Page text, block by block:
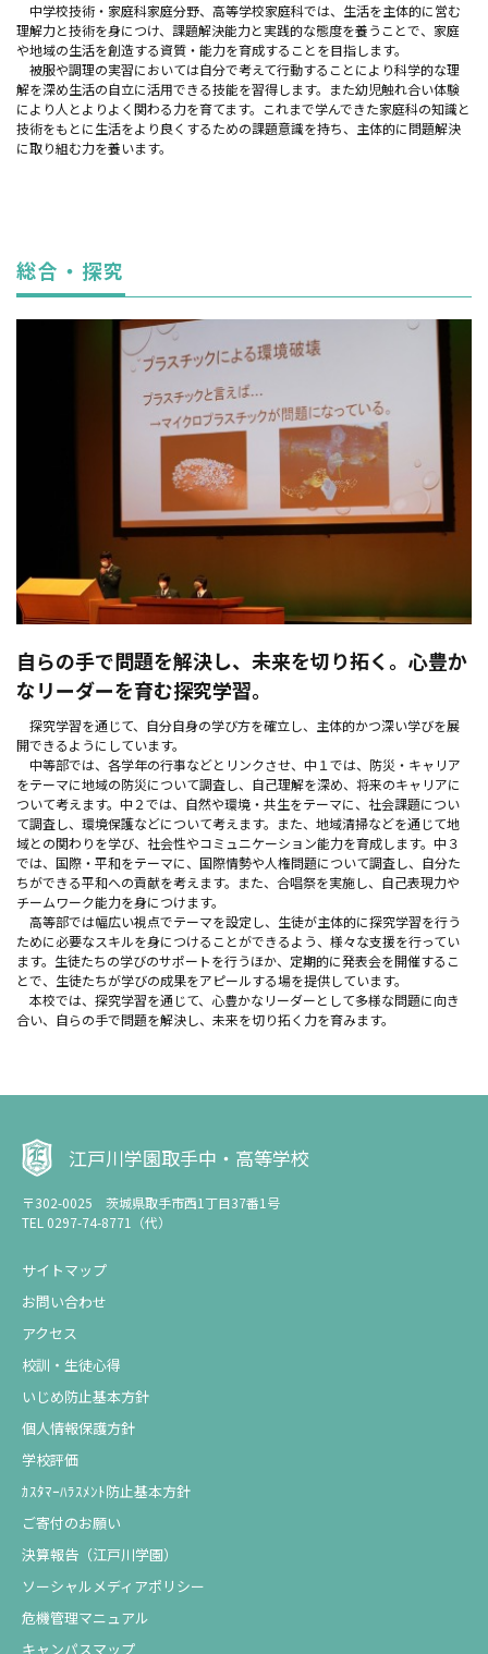
中学校技術・家庭科家庭分野、高等学校家庭科では、生活を主体的に営む
理解力と技術を身につけ、課題解決能力と実践的な態度を養うことで、家庭
や地域の生活を創造する資質・能力を育成することを目指します。
被服や調理の実習においては自分で考えて行動することにより科学的な理
解を深め生活の自立に活用できる技能を習得します。また幼児触れ合い体験
により人とよりよく関わる力を育てます。これまで学んできた家庭科の知識と
技術をもとに生活をより良くするための課題意識を持ち、主体的に問題解決
に取り組む力を養います。
総合・探究
自らの手で問題を解決し、未来を切り拓く。心豊か
なリーダーを育む探究学習。
探究学習を通じて、自分自身の学び方を確立し、主体的かつ深い学びを展
開できるようにしています。
中等部では、各学年の行事などとリンクさせ、中１では、防災・キャリア
をテーマに地域の防災について調査し、自己理解を深め、将来のキャリアに
ついて考えます。中２では、自然や環境・共生をテーマに、社会課題につい
て調査し、環境保護などについて考えます。また、地域清掃などを通じて地
域との関わりを学び、社会性やコミュニケーション能力を育成します。中３
では、国際・平和をテーマに、国際情勢や人権問題について調査し、自分た
ちができる平和への貢献を考えます。また、合唱祭を実施し、自己表現力や
チームワーク能力を身につけます。
高等部では幅広い視点でテーマを設定し、生徒が主体的に探究学習を行う
ために必要なスキルを身につけることができるよう、様々な支援を行ってい
ます。生徒たちの学びのサポートを行うほか、定期的に発表会を開催するこ
とで、生徒たちが学びの成果をアピールする場を提供しています。
本校では、探究学習を通じて、心豊かなリーダーとして多様な問題に向き
合い、自らの手で問題を解決し、未来を切り拓く力を育みます。
江戸川学園取手中・高等学校
〒302-0025 茨城県取手市西1丁目37番1号
TEL 0297-74-8771（代）
サイトマップ
お問い合わせ
アクセス
校訓・生徒心得
いじめ防止基本方針
個人情報保護方針
学校評価
ｶｽﾀﾏｰﾊﾗｽﾒﾝﾄ防止基本方針
ご寄付のお願い
決算報告（江戸川学園）
ソーシャルメディアポリシー
危機管理マニュアル
キャンパスマップ